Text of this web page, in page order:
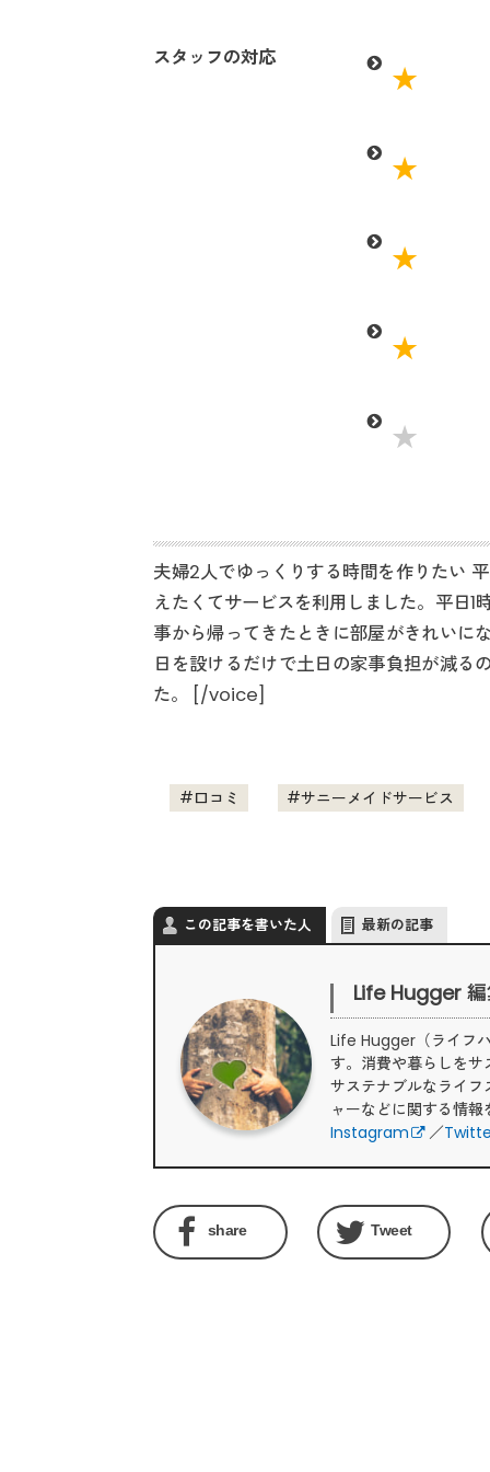
スタッフの対応
夫婦2人でゆっくりする時間を作りたい
えたくてサービスを利用しました。平日
事から帰ってきたときに部屋がきれいに
日を設けるだけで土日の家事負担が減る
た。 [/voice]
口コミ サニーメイドサービス
この記事を書いた人 最新の記事
Life Hugger
Life Hugger（ライフ
す。消費や暮らしを
サステナブルなライ
ャーなどに関する情
Instagram
／
share Tweet